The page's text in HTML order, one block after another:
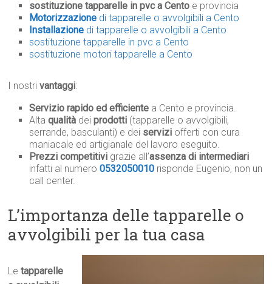
sostituzione tapparelle in pvc a Cento e provincia
Motorizzazione di tapparelle o avvolgibili a Cento
Installazione di tapparelle o avvolgibili a Cento
sostituzione tapparelle in pvc a Cento
sostituzione motori tapparelle a Cento
I nostrivantaggi:
Servizio rapido ed efficiente a Cento e provincia.
Altaqualità deiprodotti (tapparelle o avvolgibili,
serrande, basculanti) e dei servizi offerti con cura
maniacale ed artigianale del lavoro eseguito.
Prezzi competitivi grazie all’assenza di intermediari
infatti al numero0532050010 risponde Eugenio, non un
call center.
L’importanza delle tapparelle o
avvolgibili per la tua casa
Letapparelle